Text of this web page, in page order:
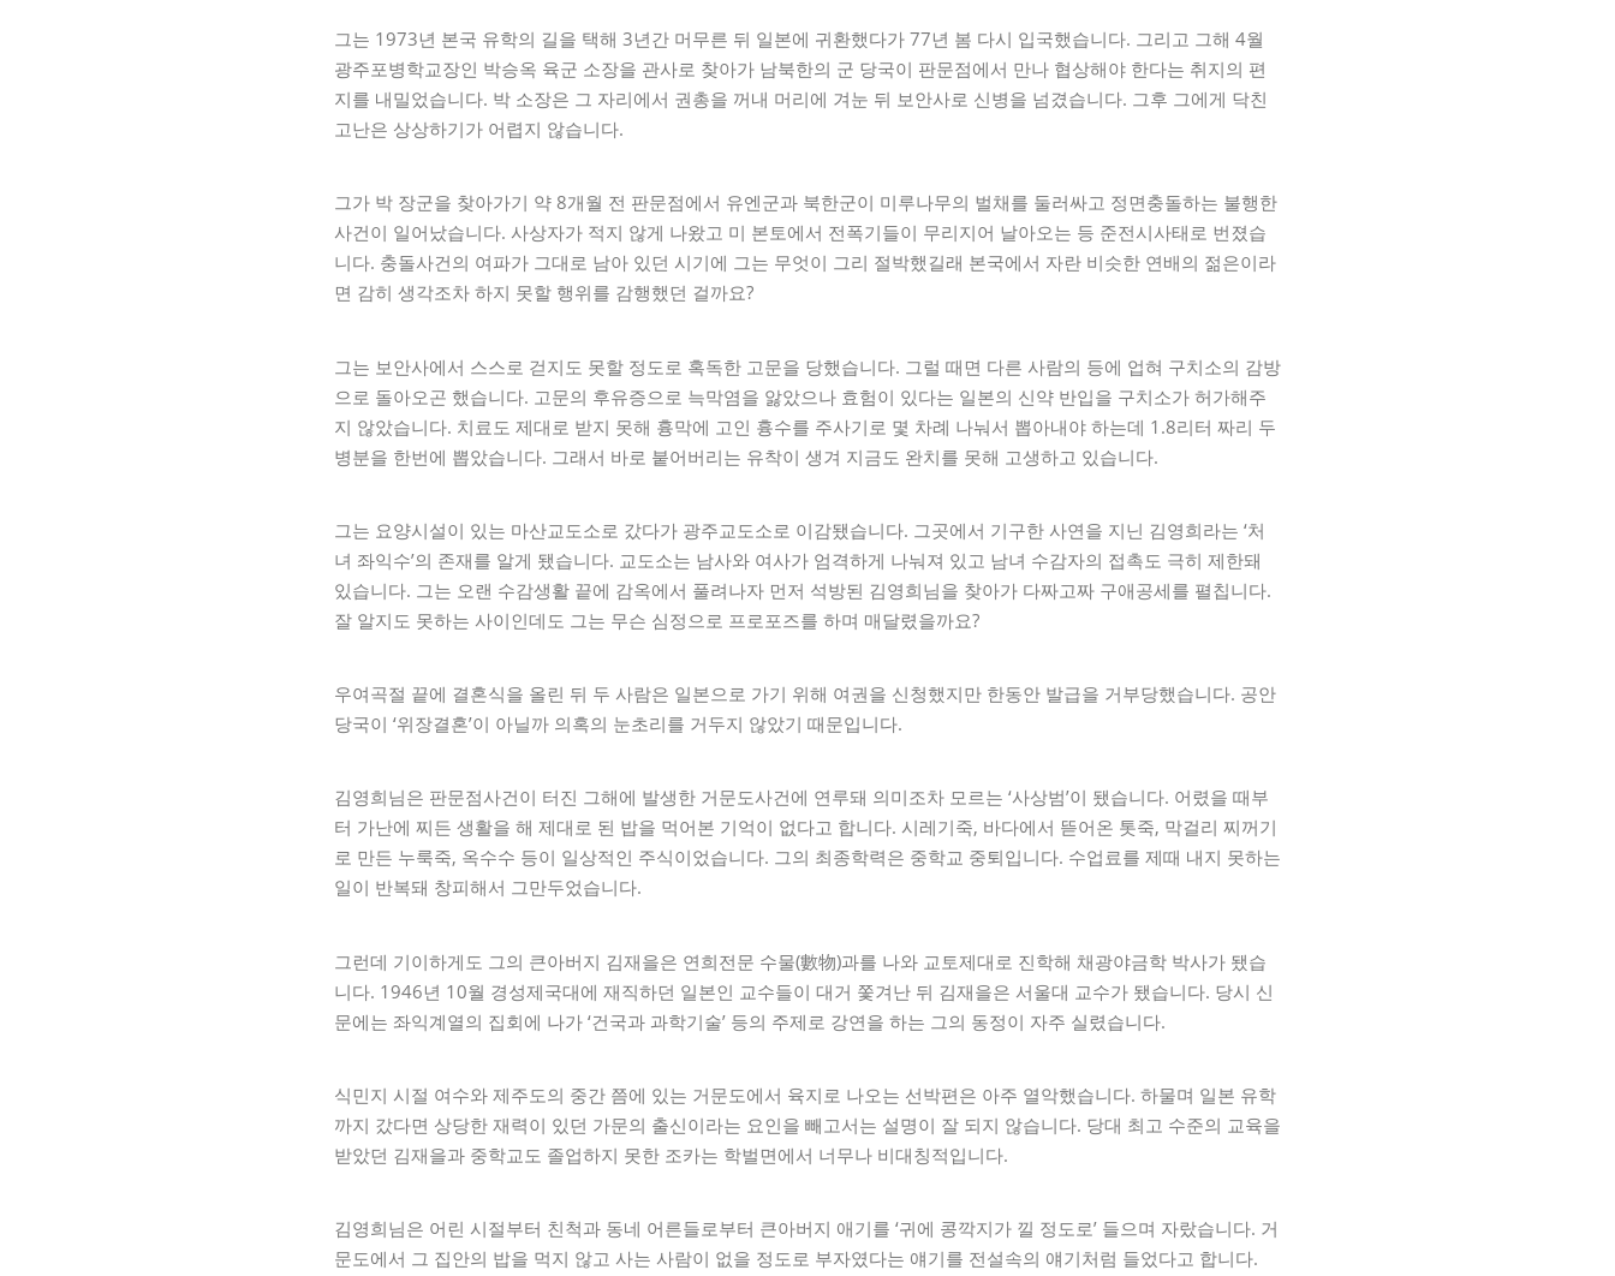
그는 1973년 본국 유학의 길을 택해 3년간 머무른 뒤 일본에 귀환했다가 77년 봄 다시 입국했습니다. 그리고 그해 4월
광주포병학교장인 박승옥 육군 소장을 관사로 찾아가 남북한의 군 당국이 판문점에서 만나 협상해야 한다는 취지의 편
지를 내밀었습니다. 박 소장은 그 자리에서 권총을 꺼내 머리에 겨눈 뒤 보안사로 신병을 넘겼습니다. 그후 그에게 닥친
고난은 상상하기가 어렵지 않습니다.
그가 박 장군을 찾아가기 약 8개월 전 판문점에서 유엔군과 북한군이 미루나무의 벌채를 둘러싸고 정면충돌하는 불행한
사건이 일어났습니다. 사상자가 적지 않게 나왔고 미 본토에서 전폭기들이 무리지어 날아오는 등 준전시사태로 번졌습
니다. 충돌사건의 여파가 그대로 남아 있던 시기에 그는 무엇이 그리 절박했길래 본국에서 자란 비슷한 연배의 젊은이라
면 감히 생각조차 하지 못할 행위를 감행했던 걸까요?
그는 보안사에서 스스로 걷지도 못할 정도로 혹독한 고문을 당했습니다. 그럴 때면 다른 사람의 등에 업혀 구치소의 감방
으로 돌아오곤 했습니다. 고문의 후유증으로 늑막염을 앓았으나 효험이 있다는 일본의 신약 반입을 구치소가 허가해주
지 않았습니다. 치료도 제대로 받지 못해 흉막에 고인 흉수를 주사기로 몇 차례 나눠서 뽑아내야 하는데 1.8리터 짜리 두
병분을 한번에 뽑았습니다. 그래서 바로 붙어버리는 유착이 생겨 지금도 완치를 못해 고생하고 있습니다.
그는 요양시설이 있는 마산교도소로 갔다가 광주교도소로 이감됐습니다. 그곳에서 기구한 사연을 지닌 김영희라는 ‘처
녀 좌익수’의 존재를 알게 됐습니다. 교도소는 남사와 여사가 엄격하게 나눠져 있고 남녀 수감자의 접촉도 극히 제한돼
있습니다. 그는 오랜 수감생활 끝에 감옥에서 풀려나자 먼저 석방된 김영희님을 찾아가 다짜고짜 구애공세를 펼칩니다.
잘 알지도 못하는 사이인데도 그는 무슨 심정으로 프로포즈를 하며 매달렸을까요?
우여곡절 끝에 결혼식을 올린 뒤 두 사람은 일본으로 가기 위해 여권을 신청했지만 한동안 발급을 거부당했습니다. 공안
당국이 ‘위장결혼’이 아닐까 의혹의 눈초리를 거두지 않았기 때문입니다.
김영희님은 판문점사건이 터진 그해에 발생한 거문도사건에 연루돼 의미조차 모르는 ‘사상범’이 됐습니다. 어렸을 때부
터 가난에 찌든 생활을 해 제대로 된 밥을 먹어본 기억이 없다고 합니다. 시레기죽, 바다에서 뜯어온 톳죽, 막걸리 찌꺼기
로 만든 누룩죽, 옥수수 등이 일상적인 주식이었습니다. 그의 최종학력은 중학교 중퇴입니다. 수업료를 제때 내지 못하는
일이 반복돼 창피해서 그만두었습니다.
그런데 기이하게도 그의 큰아버지 김재을은 연희전문 수물(數物)과를 나와 교토제대로 진학해 채광야금학 박사가 됐습
니다. 1946년 10월 경성제국대에 재직하던 일본인 교수들이 대거 쫓겨난 뒤 김재을은 서울대 교수가 됐습니다. 당시 신
문에는 좌익계열의 집회에 나가 ‘건국과 과학기술’ 등의 주제로 강연을 하는 그의 동정이 자주 실렸습니다.
식민지 시절 여수와 제주도의 중간 쯤에 있는 거문도에서 육지로 나오는 선박편은 아주 열악했습니다. 하물며 일본 유학
까지 갔다면 상당한 재력이 있던 가문의 출신이라는 요인을 빼고서는 설명이 잘 되지 않습니다. 당대 최고 수준의 교육을
받았던 김재을과 중학교도 졸업하지 못한 조카는 학벌면에서 너무나 비대칭적입니다.
김영희님은 어린 시절부터 친척과 동네 어른들로부터 큰아버지 애기를 ‘귀에 콩깍지가 낄 정도로’ 들으며 자랐습니다. 거
문도에서 그 집안의 밥을 먹지 않고 사는 사람이 없을 정도로 부자였다는 얘기를 전설속의 얘기처럼 들었다고 합니다.